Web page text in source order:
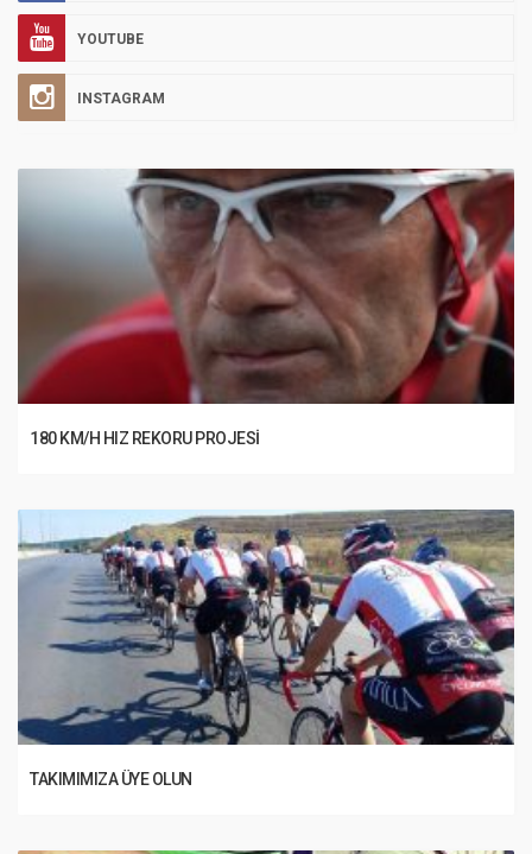
YOUTUBE
INSTAGRAM
180 KM/H HIZ REKORU PROJESI
TAKIMIMIZA ÜYE OLUN